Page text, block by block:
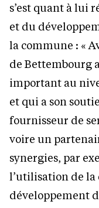
s’est quant à lui
et du
la commune : «
de Bettembourg
important au
et qui a son
fournisseur de
voire un
synergies, par
l’utilisation de la
développement